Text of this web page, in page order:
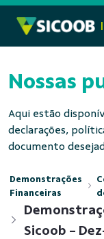
Nossas
Aqui estão
declarações,
documento
Demonstrações
Financeiras
Sicoob -